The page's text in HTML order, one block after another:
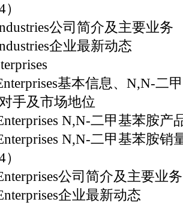
公司简介及主要业务
企业最新动态
基本信息、N,N-二
手及市场地位
N,N-二甲基苯胺
N,N-二甲基苯胺
公司简介及主要业务
企业最新动态